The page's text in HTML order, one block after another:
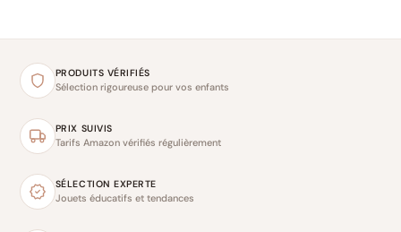
PRODUITS VÉRIFIÉS
Sélection rigoureuse pour vos enfants
PRIX SUIVIS
Tarifs Amazon vérifiés régulièrement
SÉLECTION EXPERTE
Jouets éducatifs et tendances